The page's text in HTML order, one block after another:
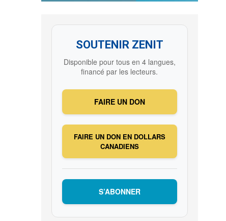
SOUTENIR ZENIT
Disponible pour tous en 4 langues,
financé par les lecteurs.
FAIRE UN DON
FAIRE UN DON EN DOLLARS
CANADIENS
S’ABONNER